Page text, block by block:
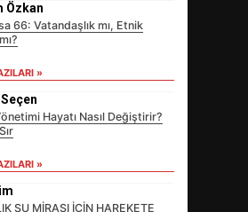
Özkan
66: Vatandaşlık mı, Etnik
»
Hayatı Nasıl Değiştirir?
»
SU MİRASI İÇİN HAREKETE
NE